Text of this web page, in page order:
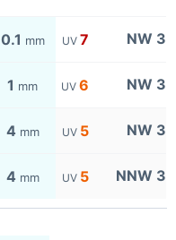
0.1 mm UV 7 NW 3
1 mm UV 6 NW 3
4 mm UV 5 NW 3
4 mm UV 5 NNW 3